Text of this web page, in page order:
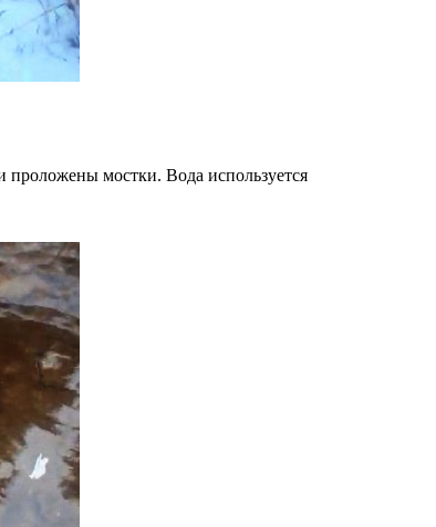
проложены мостки. Вода используется